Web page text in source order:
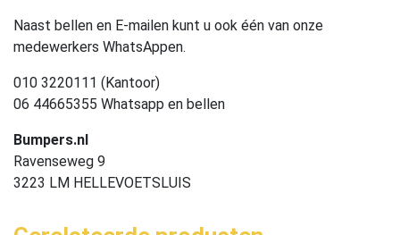
Naast bellen en E-mailen kunt u ook één van onze
medewerkers WhatsAppen.
010 3220111 (Kantoor)
06 44665355 Whatsapp en bellen
Bumpers.nl
Ravenseweg 9
3223 LM HELLEVOETSLUIS